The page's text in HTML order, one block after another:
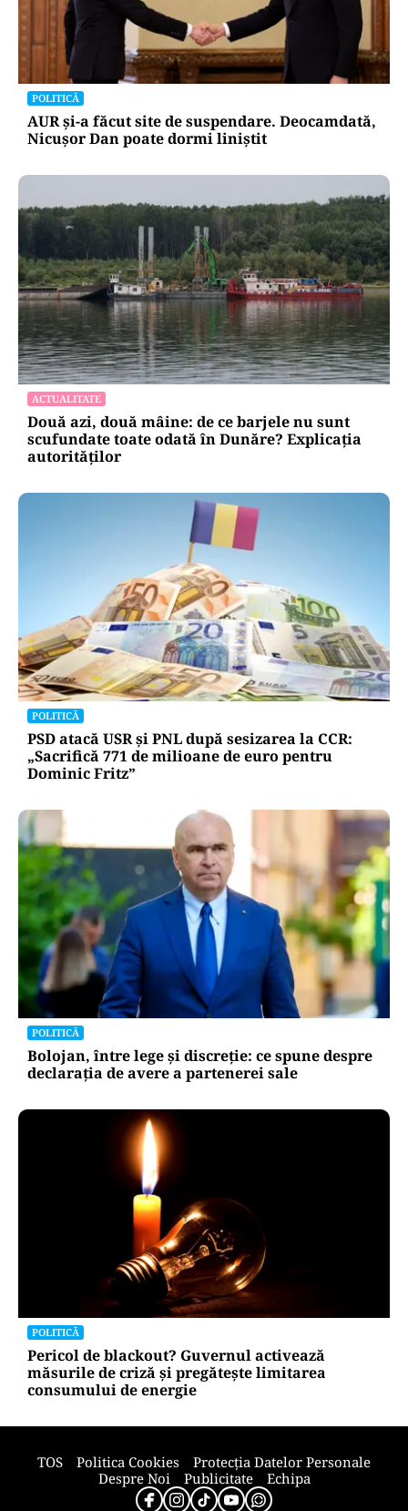
POLITICĂ
AUR și-a făcut site de suspendare. Deocamdată,
Nicușor Dan poate dormi liniștit
ACTUALITATE
Două azi, două mâine: de ce barjele nu sunt
scufundate toate odată în Dunăre? Explicația
autorităților
POLITICĂ
PSD atacă USR și PNL după sesizarea la CCR:
„Sacrifică 771 de milioane de euro pentru
Dominic Fritz”
POLITICĂ
Bolojan, între lege și discreție: ce spune despre
declarația de avere a partenerei sale
POLITICĂ
Pericol de blackout? Guvernul activează
măsurile de criză și pregătește limitarea
consumului de energie
TOS Politica Cookies
Protecția Datelor Personale
Despre Noi
Publicitate Echipa